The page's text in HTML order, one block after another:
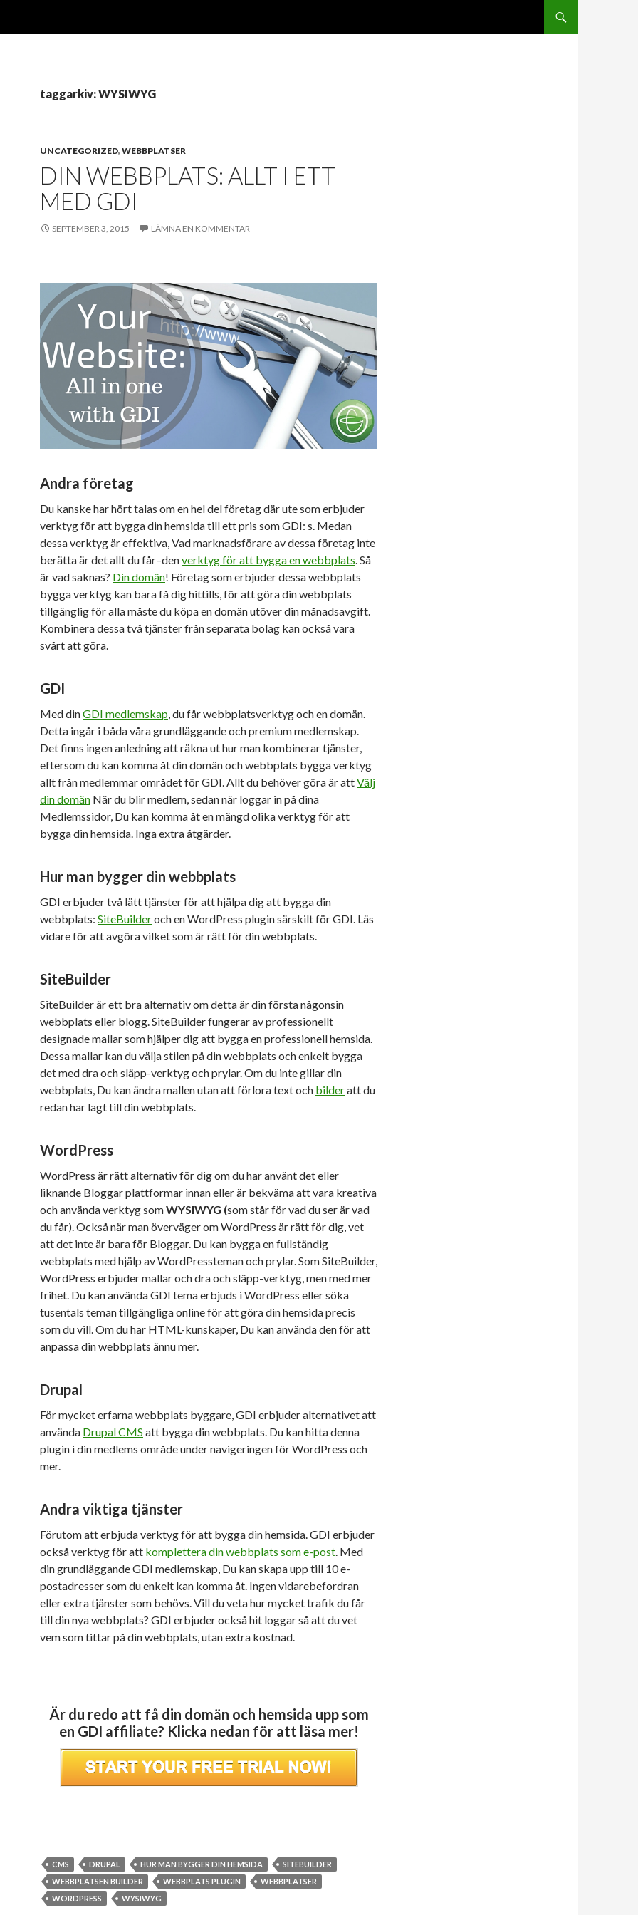
taggarkiv: WYSIWYG
UNCATEGORIZED, WEBBPLATSER
DIN WEBBPLATS: ALLT I ETT
MED GDI
SEPTEMBER 3, 2015 LÄMNA EN KOMMENTAR
Andra företag
Du kanske har hört talas om en hel del företag där ute som erbjuder
verktyg för att bygga din hemsida till ett pris som GDI: s. Medan
dessa verktyg är effektiva, Vad marknadsförare av dessa företag inte
berätta är det allt du får–denverktyg för att bygga en webbplats . Så
är vad saknas? Din domän! Företag som erbjuder dessa webbplats
bygga verktyg kan bara få dig hittills, för att göra din webbplats
tillgänglig för alla måste du köpa en domän utöver din månadsavgift.
Kombinera dessa två tjänster från separata bolag kan också vara
svårt att göra.
GDI
Med dinGDI medlemskap , du får webbplatsverktyg och en domän.
Detta ingår i båda våra grundläggande och premium medlemskap.
Det finns ingen anledning att räkna ut hur man kombinerar tjänster,
eftersom du kan komma åt din domän och webbplats bygga verktyg
allt från medlemmar området för GDI. Allt du behöver göra är attVälj
din domän När du blir medlem, sedan när loggar in på dina
Medlemssidor, Du kan komma åt en mängd olika verktyg för att
bygga din hemsida. Inga extra åtgärder.
Hur man bygger din webbplats
GDI erbjuder två lätt tjänster för att hjälpa dig att bygga din
webbplats: SiteBuilderoch en WordPress plugin särskilt för GDI. Läs
vidare för att avgöra vilket som är rätt för din webbplats.
SiteBuilder
SiteBuilder är ett bra alternativ om detta är din första någonsin
webbplats eller blogg. SiteBuilder fungerar av professionellt
designade mallar som hjälper dig att bygga en professionell hemsida.
Dessa mallar kan du välja stilen på din webbplats och enkelt bygga
det med dra och släpp-verktyg och prylar. Om du inte gillar din
webbplats, Du kan ändra mallen utan att förlora text och bilderatt du
redan har lagt till din webbplats.
WordPress
WordPress är rätt alternativ för dig om du har använt det eller
liknande Bloggar plattformar innan eller är bekväma att vara kreativa
och använda verktyg somWYSIWYG (som står för vad du ser är vad
du får). Också när man överväger om WordPress är rätt för dig, vet
att det inte är bara för Bloggar. Du kan bygga en fullständig
webbplats med hjälp av WordPressteman och prylar. Som SiteBuilder,
WordPress erbjuder mallar och dra och släpp-verktyg, men med mer
frihet. Du kan använda GDI tema erbjuds i WordPress eller söka
tusentals teman tillgängliga online för att göra din hemsida precis
som du vill. Om du har HTML-kunskaper, Du kan använda den för att
anpassa din webbplats ännu mer.
Drupal
För mycket erfarna webbplats byggare, GDI erbjuder alternativet att
använda Drupal CMS att bygga din webbplats. Du kan hitta denna
plugin i din medlems område under navigeringen för WordPress och
mer.
Andra viktiga tjänster
Förutom att erbjuda verktyg för att bygga din hemsida. GDI erbjuder
också verktyg för att komplettera din webbplats som e-post . Med
din grundläggande GDI medlemskap, Du kan skapa upp till 10 e-
postadresser som du enkelt kan komma åt. Ingen vidarebefordran
eller extra tjänster som behövs. Vill du veta hur mycket trafik du får
till din nya webbplats? GDI erbjuder också hit loggar så att du vet
vem som tittar på din webbplats, utan extra kostnad.
Är du redo att få din domän och hemsida upp som
en GDI affiliate? Klicka nedan för att läsa mer!
CMS DRUPAL HUR MAN BYGGER DIN HEMSIDA
SITEBUILDER
WEBBPLATSEN BUILDER
WEBBPLATS PLUGIN
WEBBPLATSER
WORDPRESS
WYSIWYG